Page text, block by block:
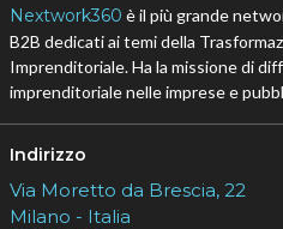
Nextwork360 è il più grande
B2B dedicati ai temi della
Imprenditoriale. Ha la missione di
imprenditoriale nelle imprese e
Indirizzo
Via Moretto da Brescia, 22
Milano - Italia